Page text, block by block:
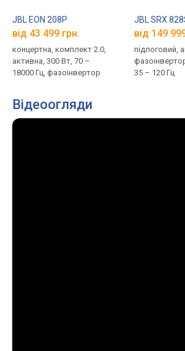
JBL EON 208P
від 43 499 грн.
концертна, комплект 2.0,
активна, 300 Вт, 70 –
18000 Гц, фазоінвертор
JBL SRX
від 149
підлоговий,
35 – 120 Гц
Відеоогляди